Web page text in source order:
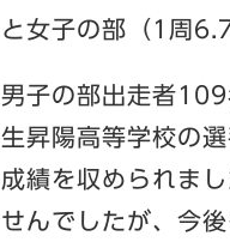
と女子の部（1周
男子の部出走者
生昇陽高等学校の
成績を収められま
せんでしたが、今